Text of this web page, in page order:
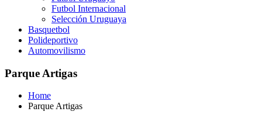
Futbol Internacional
Selección Uruguaya
Basquetbol
Polideportivo
Automovilismo
Parque Artigas
Home
Parque Artigas